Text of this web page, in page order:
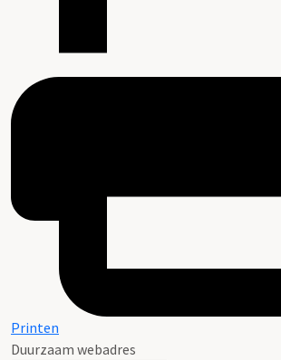
Printen
Duurzaam webadres